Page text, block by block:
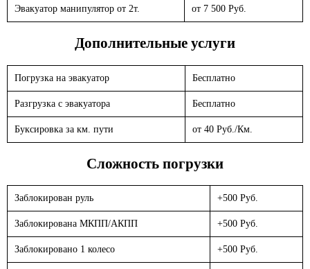
Эвакуатор манипулятор от 2т. от 7 500 Руб.
Дополнительные услуги
Погрузка на эвакуатор Бесплатно
Разгрузка с эвакуатора Бесплатно
Буксировка за км. пути от 40 Руб./Км.
Сложность погрузки
Заблокирован руль +500 Руб.
Заблокирована МКПП/АКПП +500 Руб.
Заблокировано 1 колесо +500 Руб.